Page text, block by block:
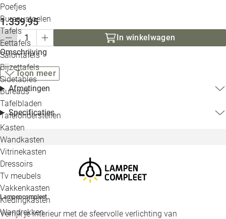
Poefjes
Bureaustoelen
Tafels
Eettafels
Salontafels
Bijzettafels
Sidetables
Bureaus
Tafelbladen
Tafelonderstellen
Kasten
Wandkasten
Vitrinekasten
Dressoirs
Tv meubels
Vakkenkasten
Kledingkasten
Wandrekken
Alle
1.359,95
In winkelwagen
Omschrijving
Toon meer
Afmetingen
Specificaties
Lampencompleet
Verrijk je interieur met de sfeervolle verlichting van